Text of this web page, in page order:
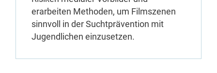
erarbeiten Methoden, um Filmszenen
sinnvoll in der Suchtprävention mit
Jugendlichen einzusetzen.